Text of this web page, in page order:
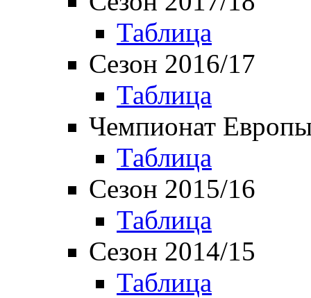
Таблица
Сезон 2016/17
Таблица
Чемпионат
Таблица
Сезон 2015/16
Таблица
Сезон 2014/15
Таблица